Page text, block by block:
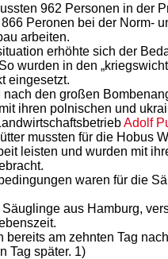
962 Personen in der
Peronen bei der Norm-
arbeiten.
erhöhte sich der
wurden in den
eingesetzt.
den großen
ihren polnischen und
Adolf
mussten für die Hobus
leisten und wurden mit
waren für die
aus Hamburg,
am zehnten Tag
Tag später. 1)